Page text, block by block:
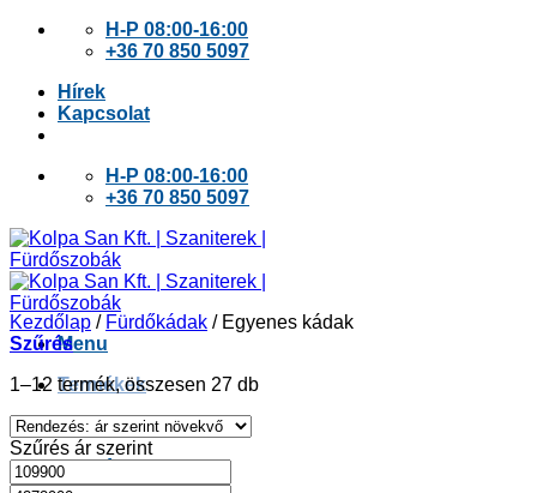
Skip
H-P 08:00-16:00
+36 70 850 5097
Hírek
Kapcsolat
H-P 08:00-16:00
+36 70 850 5097
Menu
Termékek
Kolpa San
Kezdőlap / Fürdőkádak /Egyenes kádak
Szűrés
1–12 termék, összesen 27 dbSorted
Szűrés ár szerint
Min
Max